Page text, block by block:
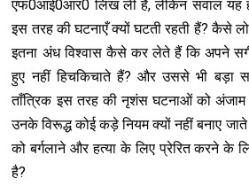
एफ0आई0आर0 लिख ली है, लेकिन सवाल यह
इस तरह की घटनाएँ क्यों घटती रहती हैं? कैसे
इतना अंध विश्वास कैसे कर लेते हैं कि अपने
हुए नहीं हिचकिचाते हैं? और उससे भी बड़ा
ताँत्रिक इस तरह की नृशंस घटनाओं को अंजाम
उनके विरूद्ध कोई कड़े नियम क्यों नहीं बनाए
को बर्गलाने और हत्या के लिए प्रेरित करने के
है?